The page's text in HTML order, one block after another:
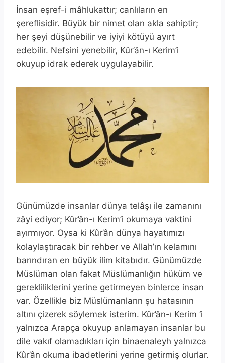
İnsan eşref-i mâhlukattır; canlıların en
şereflisidir. Büyük bir nimet olan akla sahiptir;
her şeyi düşünebilir ve iyiyi kötüyü ayırt
edebilir. Nefsini yenebilir, Kûr’ân-ı Kerim’i
okuyup idrak ederek uygulayabilir.
Günümüzde insanlar dünya telâşı ile zamanını
zâyi ediyor; Kûr’ân-ı Kerim’i okumaya vaktini
ayırmıyor. Oysa ki Kûr’ân dünya hayatımızı
kolaylaştıracak bir rehber ve Allah’ın kelamını
barındıran en büyük ilim kitabıdır. Günümüzde
Müslüman olan fakat Müslümanlığın hüküm ve
gerekliliklerini yerine getirmeyen binlerce insan
var. Özellikle biz Müslümanların şu hatasının
altını çizerek söylemek isterim. Kûr’ân-ı Kerim ‘i
yalnızca Arapça okuyup anlamayan insanlar bu
dile vakıf olamadıkları için binaenaleyh yalnızca
Kûr’ân okuma ibadetlerini yerine getirmiş olurlar.